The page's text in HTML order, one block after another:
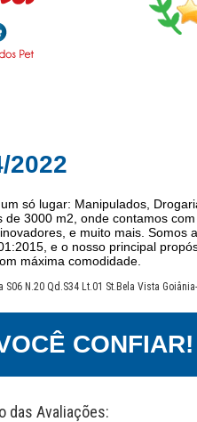
2022
só lugar: Manipulados,
3000 m2, onde contamos
e muito mais. Somos
e o nosso principal
máxima comodidade.
S06 N.20 Qd.S34 Lt.01 St.Bela Vista
CONFIAR!
das Avaliações: